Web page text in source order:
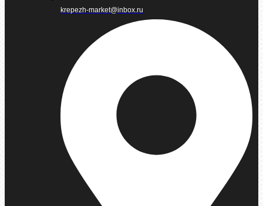
krepezh-market@inbox.ru